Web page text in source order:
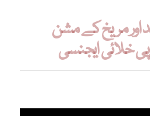
مریخ کے مشن
خلائی ایجنسی